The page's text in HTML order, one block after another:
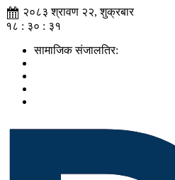
२०८३ श्रावण २२, शुक्रबार
१८ : ३० : ३२
सामाजिक संजालतिर: